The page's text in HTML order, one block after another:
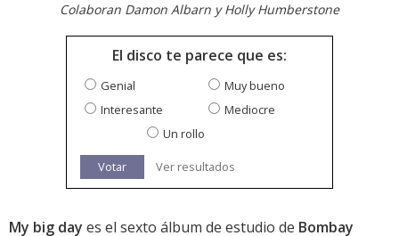
Colaboran Damon Albarn y Holly Humberstone
El disco te parece que es:
Genial
Muy bueno
Interesante
Mediocre
Un rollo
Votar Ver resultados
My big day es el sexto álbum de estudio de Bombay